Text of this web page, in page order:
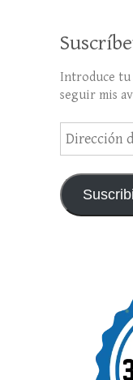
Introduce
seguir mis
Dirección
de